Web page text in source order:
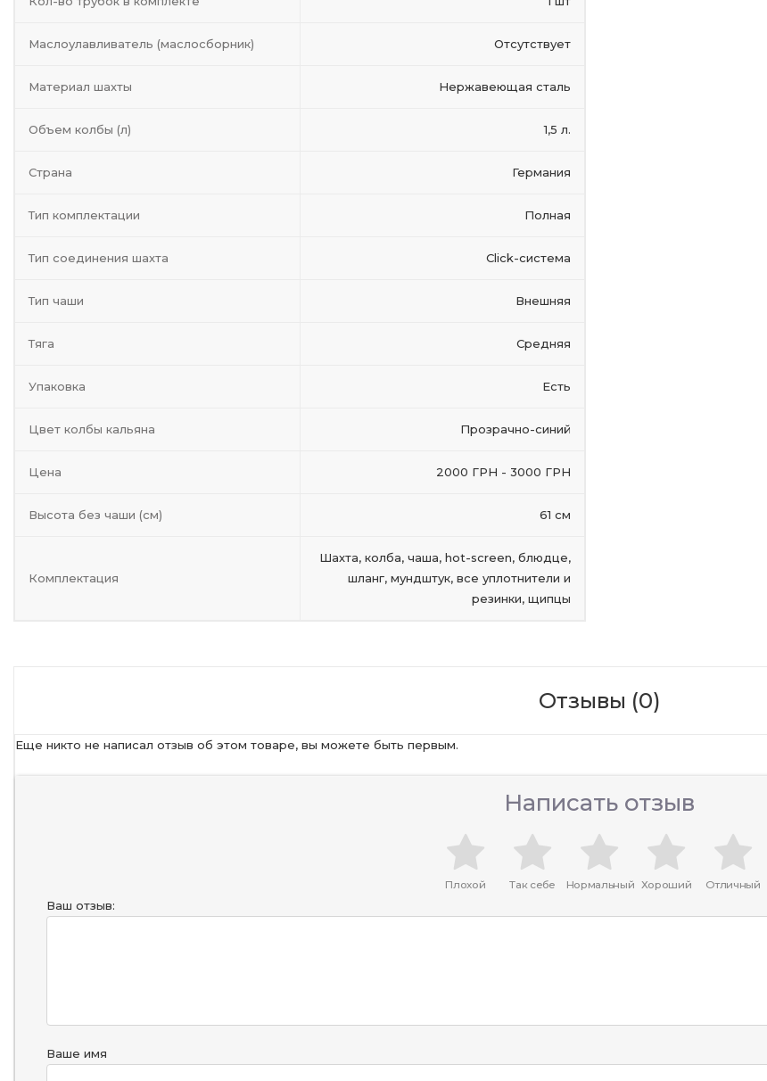
Маслоулавливатель (маслосборник) Отсутствует
Материал шахты Нержавеющая сталь
Объем колбы (л) 1,5 л.
Страна Германия
Тип комплектации Полная
Тип соединения шахта Click-система
Тип чаши Внешняя
Тяга Средняя
Упаковка Есть
Цвет колбы кальяна Прозрачно-синий
Цена 2000 ГРН - 3000 ГРН
Высота без чаши (см) 61 см
Комплектация
Шахта, колба, чаша, hot-screen, блюдце,
шланг, мундштук, все уплотнители и
резинки, щипцы
Отзывы (0)
Еще никто не написал отзыв об этом товаре, вы можете быть первым.
Написать отзыв
Плохой Так себе Нормальный Хороший Отличный
Ваш отзыв:
Ваше имя